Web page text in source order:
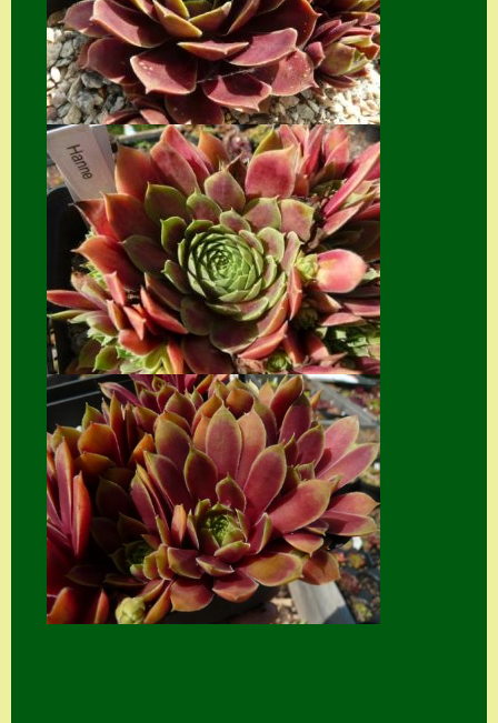
Semps von A – Z
Shop
Suche
Sue Thomas
Translator
Versand
Versand von
Semps
Warenkorb
Warenkorb
Widerrufsbelehru
ng
Zahlung
Zahlungs- &
Versandinfos
Zubehör